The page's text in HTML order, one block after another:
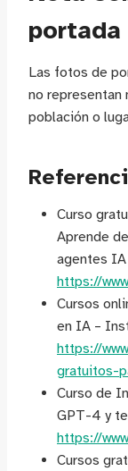
portada
Las fotos de
no representan
población o
Curso
Aprende
agentes IA
https://
Cursos
en IA –
https://
gratuitos-
Curso de
GPT-4 y
https://
Cursos